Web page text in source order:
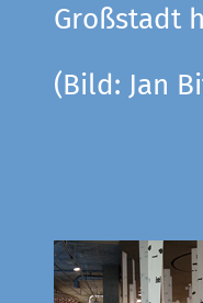
Großstadt
(Bild: Jan